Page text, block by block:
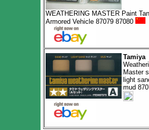
WEATHERING MASTER Paint
Armored Vehicle 87079 87080
Tamiya
Master
light
mud